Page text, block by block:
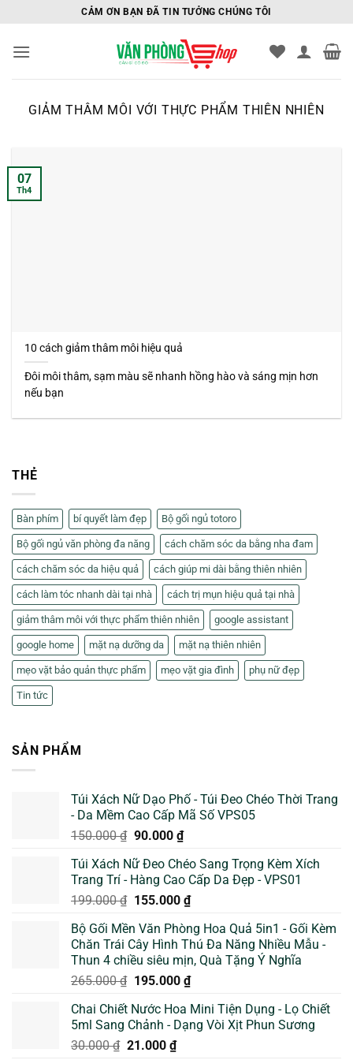
nội
CẢM ƠN BẠN ĐÃ TIN TƯỞNG CHÚNG TÔI
GIẢM THÂM MÔI VỚI THỰC PHẨM THIÊN NHIÊN
10 cách giảm thâm môi hiệu quả
Đôi môi thâm, sạm màu sẽ nhanh hồng hào và sáng mịn hơn
nếu bạn
07
Th4
THẺ
Bàn phím bí quyết làm đẹp Bộ gối ngủ totoro
Bộ gối ngủ văn phòng đa năng cách chăm sóc da bằng nha đam
cách chăm sóc da hiệu quả cách giúp mi dài bằng thiên nhiên
cách làm tóc nhanh dài tại nhà cách trị mụn hiệu quả tại nhà
giảm thâm môi với thực phẩm thiên nhiên google assistant
google home mặt nạ dưỡng da mặt nạ thiên nhiên
mẹo vặt bảo quản thực phẩm mẹo vặt gia đình phụ nữ đẹp
Tin tức
SẢN PHẨM
Túi Xách Nữ Dạo Phố - Túi Đeo Chéo Thời Trang
- Da Mềm Cao Cấp Mã Số VPS05
150.000₫ Giá
là:
150.000 ₫.
90.000 ₫Giá
tại
là:
90.000 ₫.
Túi Xách Nữ Đeo Chéo Sang Trọng Kèm Xích
Trang Trí - Hàng Cao Cấp Da Đẹp - VPS01
199.000₫ Giá
là:
199.000 ₫.
155.000 ₫Giá
tại
là:
155.000 ₫.
Bộ Gối Mền Văn Phòng Hoa Quả 5in1 - Gối Kèm
Chăn Trái Cây Hình Thú Đa Năng Nhiều Mẫu -
Thun 4 chiều siêu mịn, Quà Tặng Ý Nghĩa
265.000₫ Giá
là:
265.000 ₫.
195.000 ₫Giá
tại
là:
Chai Chiết Nước Hoa Mini Tiện Dụng - Lọ Chiết
5ml Sang Chảnh - Dạng Vòi Xịt Phun Sương
30.000₫ Giá
21.000 ₫Giá